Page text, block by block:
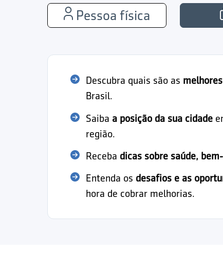
Pessoa física
Descubra quais são as
Brasil.
Saiba a posição da sua cidade
região.
Receba dicas sobre saúde,
Entenda os desafios e as
hora de cobrar melhorias.